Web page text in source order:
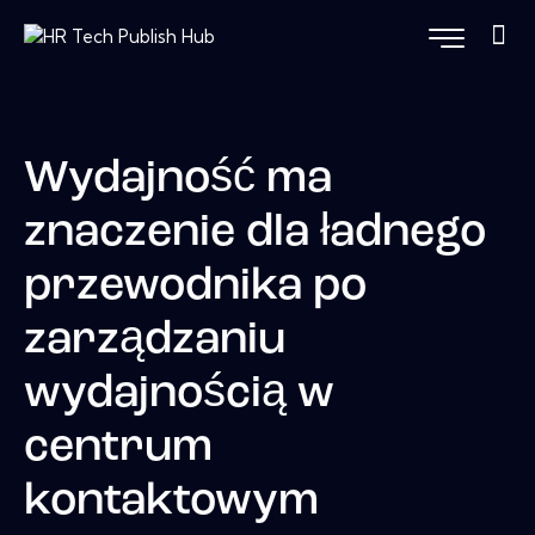
Wydajność ma
znaczenie dla ładnego
przewodnika po
zarządzaniu
wydajnością w
centrum
kontaktowym